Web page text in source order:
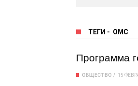
ТЕГИ - ОМС
Программа
ОБЩЕСТВО 15